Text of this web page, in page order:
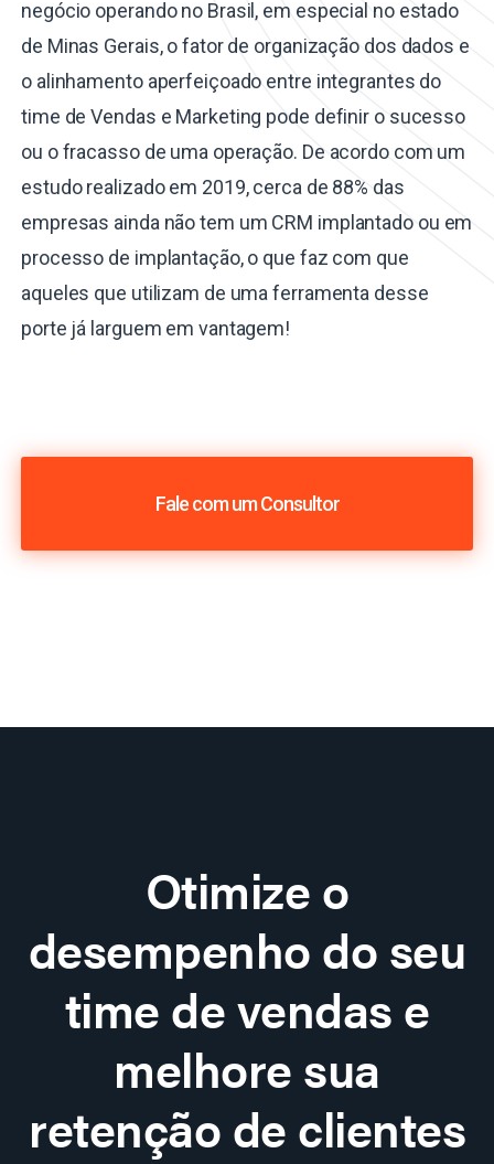
negócio operando no Brasil, em especial no estado
de Minas Gerais, o fator de organização dos dados e
o alinhamento aperfeiçoado entre integrantes do
time de Vendas e Marketing pode definir o sucesso
ou o fracasso de uma operação. De acordo com um
estudo realizado em 2019, cerca de 88% das
empresas ainda não tem um CRM implantado ou em
processo de implantação, o que faz com que
aqueles que utilizam de uma ferramenta desse
porte já larguem em vantagem!
Fale com um Consultor
Otimize o
desempenho do seu
time de vendas e
melhore sua
retenção de clientes